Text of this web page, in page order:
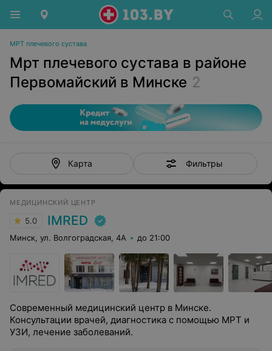
МРТ плечевого сустава
Мрт плечевого сустава в районе
Первомайский в Минске 2
Карта Фильтры
МЕДИЦИНСКИЙ ЦЕНТР
5.0 IMRED
Минск, ул. Волгоградская, 4А до 21:00
Современный медицинский центр в Минске.
Консультации врачей, диагностика с помощью МРТ и
УЗИ, лечение заболеваний.